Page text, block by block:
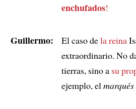
enchufados!
Guillermo: El caso dela reina
extraordinario. No
tierras, sino a su
ejemplo, el